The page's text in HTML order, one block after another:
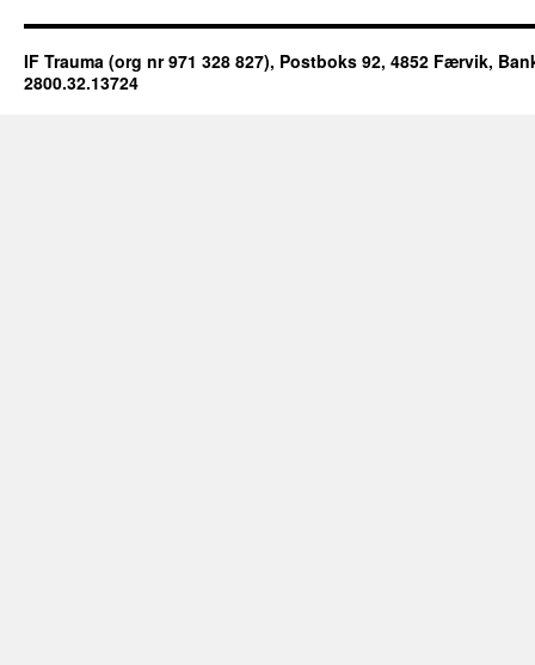
IF Trauma (org nr 971 328 827), Postboks 92, 4852 Færvik,
2800.32.13724